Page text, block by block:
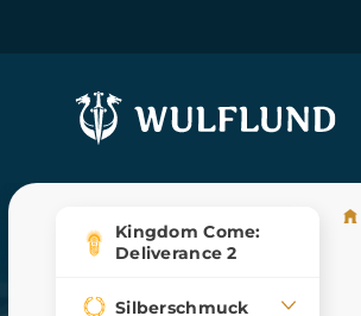
Kingdom Come:
Deliverance 2
Silberschmuck